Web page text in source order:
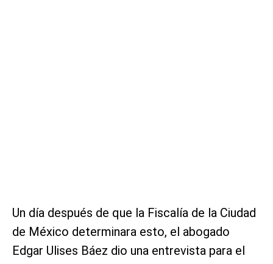
Un día después de que la Fiscalía de la Ciudad
de México determinara esto, el abogado
Edgar Ulises Báez dio una entrevista para el